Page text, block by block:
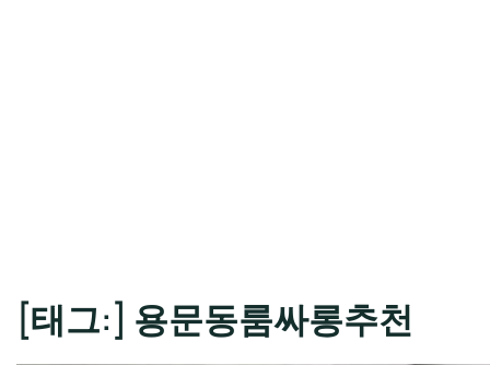
[태그:] 용문동룸싸롱추천